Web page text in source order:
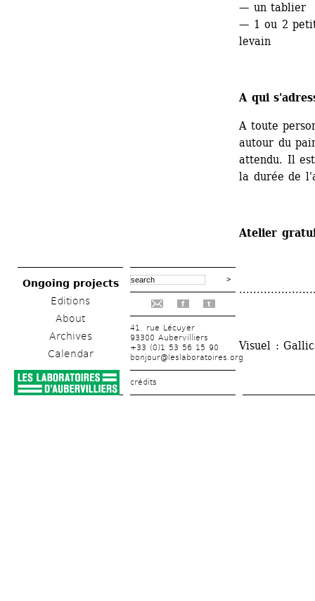
Ongoing projects
Editions
About
Archives
Calendar
f t
41, rue Lécuyer
93300 Aubervilliers
+33 (0)1 53 56 15 90
bonjour@leslaboratoires.org
crédits
— un tablier
— 1 ou 2
levain
A qui
A toute
autour du
attendu. Il
la durée de
Atelier
Visuel :